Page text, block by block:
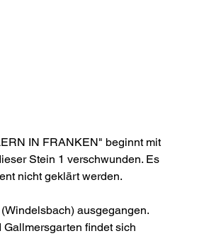
IN FRANKEN" beginnt mit
Stein 1 verschwunden. Es
nicht geklärt werden.
ausgegangen.
findet sich